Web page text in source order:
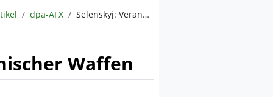
dpa-AFX Selenskyj: Veränderte Kriegslage durch Reichweite ukrainischer Waffen
Waffen